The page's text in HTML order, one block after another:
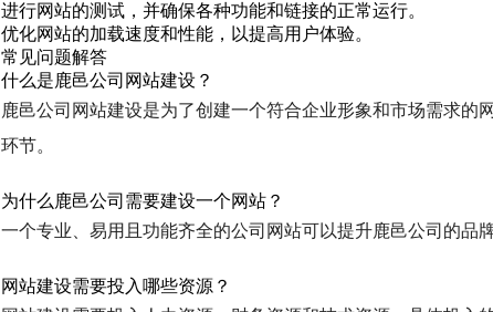
进行网站的测试，并确保各种功能和链接的正常运行。
优化网站的加载速度和性能，以提高用户体验。
常见问题解答
什么是鹿邑公司网站建设？
鹿邑公司网站建设是为了创建一个符合企业形象和市场需求
环节。
为什么鹿邑公司需要建设一个网站？
一个专业、易用且功能齐全的公司网站可以提升鹿邑公司的品
网站建设需要投入哪些资源？